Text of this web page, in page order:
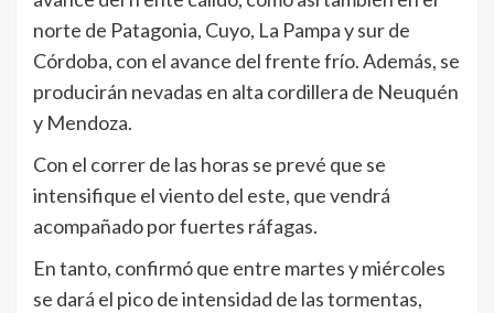
norte de Patagonia, Cuyo, La Pampa y sur de
Córdoba, con el avance del frente frío. Además, se
producirán nevadas en alta cordillera de Neuquén
y Mendoza.
Con el correr de las horas se prevé que se
intensifique el viento del este, que vendrá
acompañado por fuertes ráfagas.
En tanto, confirmó que entre martes y miércoles
se dará el pico de intensidad de las tormentas,